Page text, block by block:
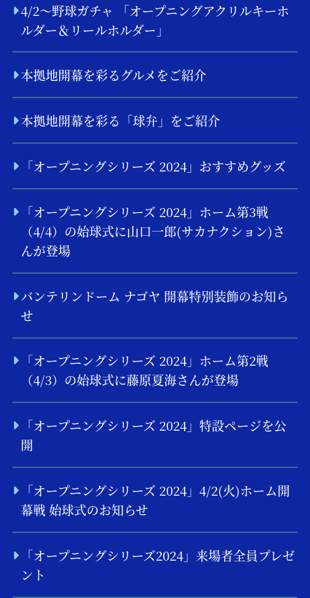
4/2～野球ガチャ 「オープニングアクリルキーホ
ルダー＆リールホルダー」
本拠地開幕を彩るグルメをご紹介
本拠地開幕を彩る「球弁」をご紹介
「オープニングシリーズ 2024」おすすめグッズ
「オープニングシリーズ 2024」ホーム第3戦
（4/4）の始球式に山口一郎(サカナクション)さ
んが登場
バンテリンドーム ナゴヤ 開幕特別装飾のお知ら
せ
「オープニングシリーズ 2024」ホーム第2戦
（4/3）の始球式に藤原夏海さんが登場
「オープニングシリーズ 2024」特設ページを公
開
「オープニングシリーズ 2024」4/2(火)ホーム開
幕戦 始球式のお知らせ
「オープニングシリーズ2024」来場者全員プレゼ
ント